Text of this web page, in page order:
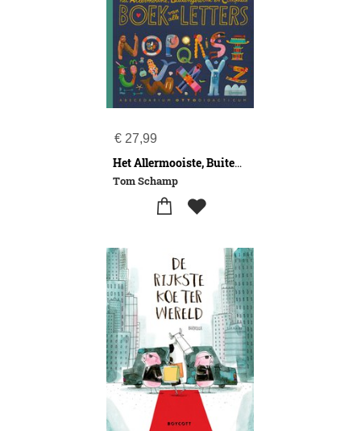
€ 27,99
Het Allermooiste, Buitengewone en Complete boek van alle letters
Tom Schamp